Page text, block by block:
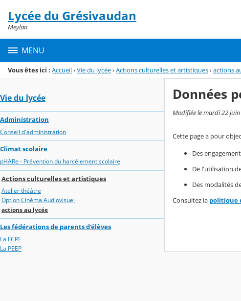
Menu de la rubrique
Contenu
Lycée du Grésivaudan
Meylan
MENU
Vous êtes ici : Accueil›Vie du lycée›Actions culturelles et artistiques›actions
Vie du lycée
Administration
Conseil d'administration
Climat scolaire
pHARe - Prévention du harcèlement scolaire
Actions culturelles et artistiques
Atelier théâtre
Option Cinéma Audiovisuel
actions au lycée
Les fédérations de parents d'élèves
La FCPE
La PEEP
Données
Modifiée le mardi 22
Cette page a pour
Des
De l'utilisation
Des modalités
Consultez la politique